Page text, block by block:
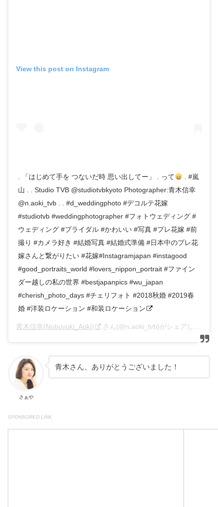
View this post on Instagram
. 「はじめて手を つないだ時 思い出してー」 . って
. #嵐
山 . . Studio TVB @studiotvbkyoto Photographer:青木信幸
@n.aoki_tvb . . #d_weddingphoto #デコルテ花嫁
#studiotvb #weddingphotographer #フォトウェディング #
ウェディング #ブライダル #かわいい #写真 #プレ花嫁 #前
撮り #カメラ好き #結婚写真 #結婚式準備 #日本中のプレ花
嫁さんと繋がりたい #花嫁#Instagramjapan #instagood
#good_portraits_world #lovers_nippon_portrait #ファイン
ダー越しの私の世界 #bestjapanpics #wu_japan
#cherish_photo_days #チェリフォト #2018秋婚 #2019春
婚 #洋装ロケーション #和装ロケーション
青木信幸(Nobuyuki_Aoki) さん(@n.aoki_tvb)がシェアした投稿 –
さぁや
青木さん、ありがとうございました！
SPONSORED LINK